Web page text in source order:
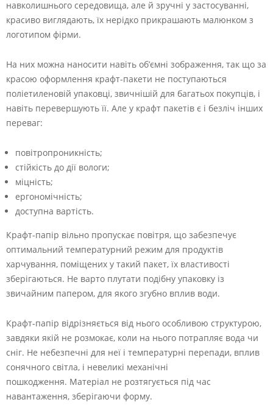
навколишнього середовища, але й зручні у застосуванні,
красиво виглядають, їх нерідко прикрашають малюнком з
логотипом фірми.
На них можна наносити навіть об’ємні зображення, так що за
красою оформлення крафт-пакети не поступаються
поліетиленовій упаковці, звичнішій для багатьох покупців, і
навіть перевершують її. Але у крафт пакетів є і безліч інших
переваг:
повітропроникність;
стійкість до дії вологи;
міцність;
ергономічність;
доступна вартість.
Крафт-папір вільно пропускає повітря, що забезпечує
оптимальний температурний режим для продуктів
харчування, поміщених у такий пакет, їх властивості
зберігаються. Не варто плутати подібну упаковку із
звичайним папером, для якого згубно вплив води.
Крафт-папір відрізняється від нього особливою структурою,
завдяки якій не розмокає, коли на нього потрапляє вода чи
сніг. Не небезпечні для неї і температурні перепади, вплив
сонячного світла, і невеликі механічні
пошкодження. Матеріал не розтягується під час
навантаження, зберігаючи форму.